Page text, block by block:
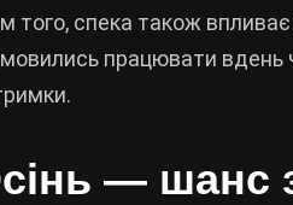
того, спека також
працювати вдень
— шанс